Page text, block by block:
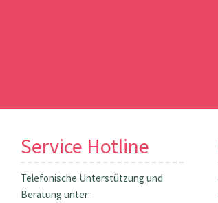
Service Hotline
Telefonische Unterstützung und
Beratung unter: